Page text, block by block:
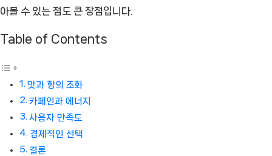
아볼 수 있는 점도 큰 장점입니다.
Table of Contents
맛과 향의 조화
카페인과 에너지
사용자 만족도
경제적인 선택
결론